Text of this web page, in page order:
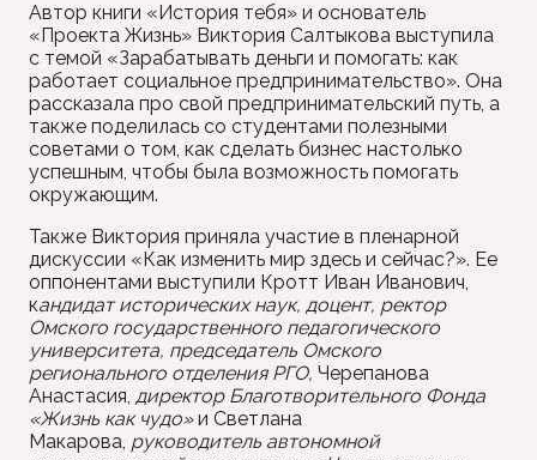
Автор книги «История тебя» и основатель
«Проекта Жизнь» Виктория Салтыкова выступила
с темой «Зарабатывать деньги и помогать: как
работает социальное предпринимательство». Она
рассказала про свой предпринимательский путь, а
также поделилась со студентами полезными
советами о том, как сделать бизнес настолько
успешным, чтобы была возможность помогать
окружающим.
Также Виктория приняла участие в пленарной
дискуссии «Как изменить мир здесь и сейчас?». Ее
оппонентами выступили Кротт Иван Иванович,
кандидат исторических наук, доцент, ректор
Омского государственного педагогического
университета, председатель Омского
регионального отделения РГО, Черепанова
Анастасия, директор Благотворительного Фонда
«Жизнь как чудо»и Светлана
Макарова, руководитель автономной